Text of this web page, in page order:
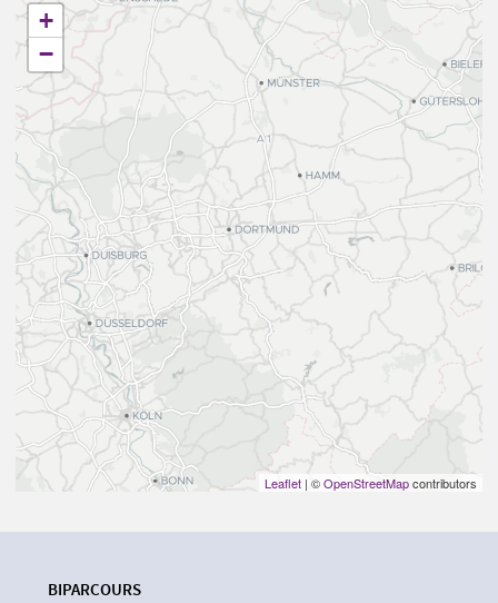
+
−
Leaflet | ©OpenStreetMapcontributors
BIPARCOURS